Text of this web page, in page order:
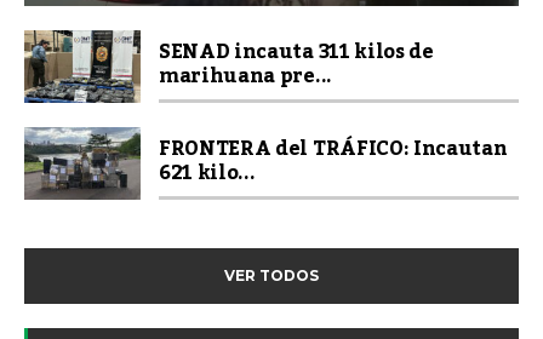
SENAD incauta 311 kilos de
marihuana pre...
FRONTERA del TRÁFICO: Incautan
621 kilo...
VER TODOS